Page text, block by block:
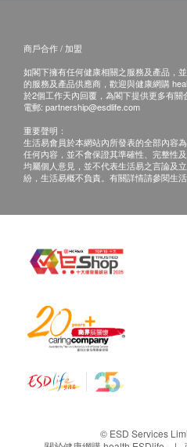
商戶合作 / 加盟
如閣下擁有任何健康相關之服務及產品，
的服務及產品供應商，歡迎與健康網購
於2個工作天內回覆，為閣下提供更多有關
電郵: partnership@esdlife.com
重要聲明：
生活易會員於本網站內所發表的全部內容
任何內容，並不會保證其準確性、完整性
均屬個人意見，並不代表生活易之言論及
紛，生活易概不負責。有關詳情請參閱生活
© ESD Services